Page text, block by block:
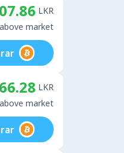
LKR
market
LKR
market